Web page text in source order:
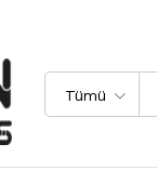
Tümü